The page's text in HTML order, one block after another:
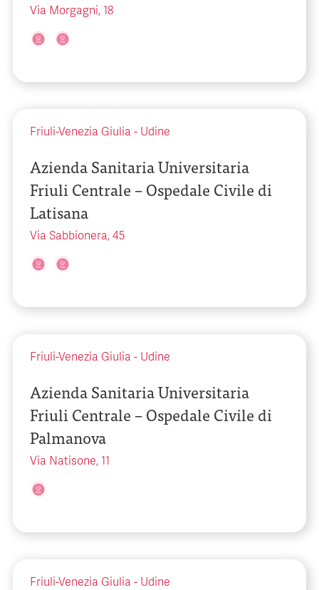
Via Morgagni, 18
Friuli-Venezia Giulia - Udine
Azienda Sanitaria Universitaria
Friuli Centrale – Ospedale Civile di
Latisana
Via Sabbionera, 45
Friuli-Venezia Giulia - Udine
Azienda Sanitaria Universitaria
Friuli Centrale – Ospedale Civile di
Palmanova
Via Natisone, 11
Friuli-Venezia Giulia - Udine